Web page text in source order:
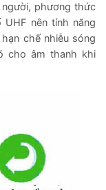
người, phương thức
nên tính năng
chế nhiễu sóng
cho âm thanh khi